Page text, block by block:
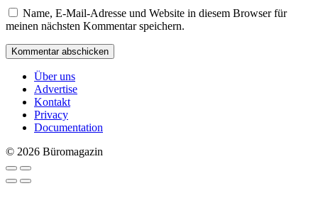
Name, E-Mail-Adresse und Website in diesem Browser für
meinen nächsten Kommentar speichern.
Über uns
Advertise
Kontakt
Privacy
Documentation
© 2026 Büromagazin